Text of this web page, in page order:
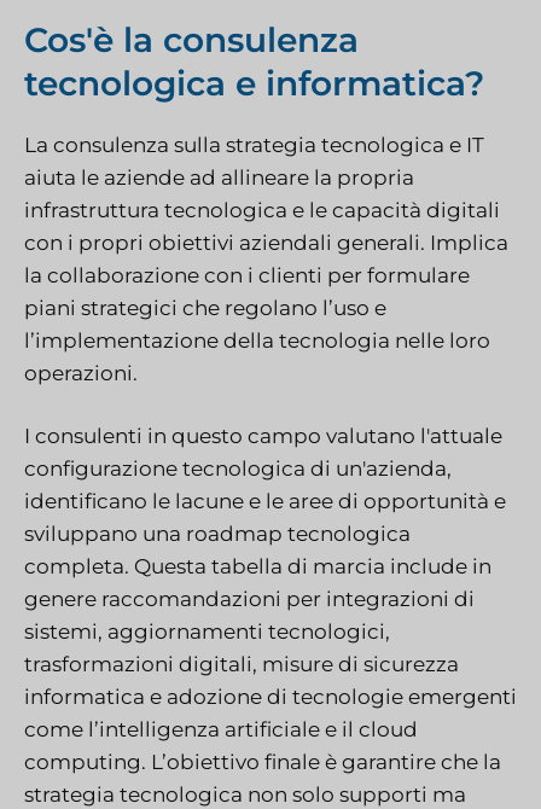
Cos'è la consulenza
tecnologica e informatica?
La consulenza sulla strategia tecnologica e IT
aiuta le aziende ad allineare la propria
infrastruttura tecnologica e le capacità digitali
con i propri obiettivi aziendali generali. Implica
la collaborazione con i clienti per formulare
piani strategici che regolano l’uso e
l’implementazione della tecnologia nelle loro
operazioni.
I consulenti in questo campo valutano l'attuale
configurazione tecnologica di un'azienda,
identificano le lacune e le aree di opportunità e
sviluppano una roadmap tecnologica
completa. Questa tabella di marcia include in
genere raccomandazioni per integrazioni di
sistemi, aggiornamenti tecnologici,
trasformazioni digitali, misure di sicurezza
informatica e adozione di tecnologie emergenti
come l’intelligenza artificiale e il cloud
computing. L’obiettivo finale è garantire che la
strategia tecnologica non solo supporti ma